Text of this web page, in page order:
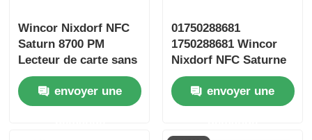
Wincor Nixdorf NFC
Saturn 8700 PM
Lecteur de carte sans
contact 01750288682
envoyer une
01750288681
1750288681 Wincor
Nixdorf NFC Saturne
8700 PM sans contact
envoyer une